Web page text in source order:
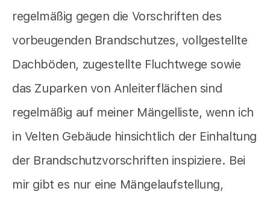
regelmäßig gegen die Vorschriften des
vorbeugenden Brandschutzes, vollgestellte
Dachböden, zugestellte Fluchtwege sowie
das Zuparken von Anleiterflächen sind
regelmäßig auf meiner Mängelliste, wenn ich
in Velten Gebäude hinsichtlich der Einhaltung
der Brandschutzvorschriften inspiziere. Bei
mir gibt es nur eine Mängelaufstellung,